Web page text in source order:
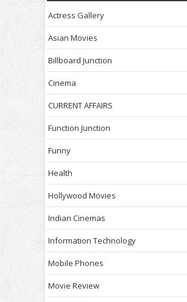
Actress Gallery
Asian Movies
Billboard Junction
Cinema
CURRENT AFFAIRS
Function Junction
Funny
Health
Hollywood Movies
Indian Cinemas
Information Technology
Mobile Phones
Movie Review